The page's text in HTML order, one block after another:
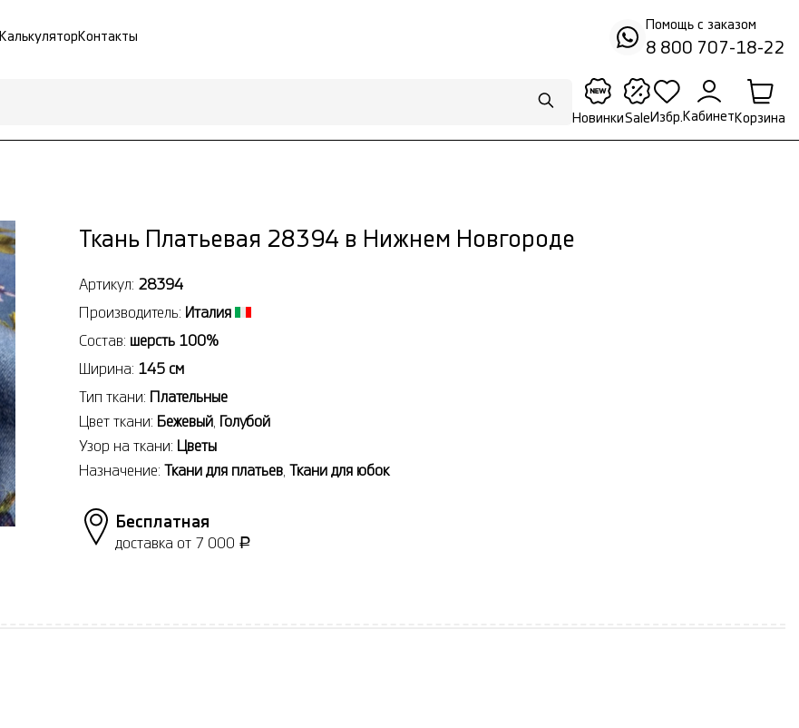
Калькулятор Контакты
Помощь с заказом
8 800 707-18-22
НовинкиSale Избр. Кабинет Корзина
Ткань Платьевая 28394 в Нижнем Новгороде
Артикул: 28394
Производитель: Италия
Состав: шерсть 100%
Ширина: 145 см
Тип ткани: Плательные
Цвет ткани: Бежевый Голубой
Узор на ткани: Цветы
Назначение: Ткани для платьев Ткани для юбок
Бесплатная
доставка от 7 000 Р